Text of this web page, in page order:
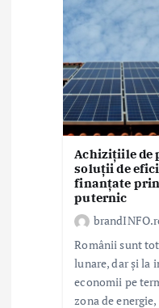
Achizițiile de
soluții de
finanțate
puternic
Românii sunt
lunare, dar și la
economii pe
zona de